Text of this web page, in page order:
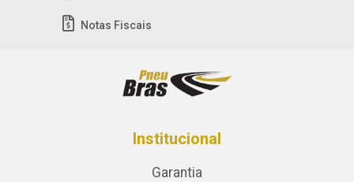
Notas Fiscais
Institucional
Garantia